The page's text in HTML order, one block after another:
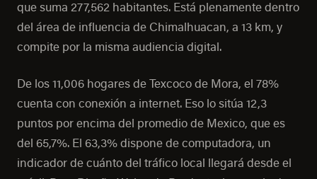
que suma 277,562 habitantes. Está plenamente dentro
del área de influencia de Chimalhuacan, a 13 km, y
compite por la misma audiencia digital.
De los 11,006 hogares de Texcoco de Mora, el 78%
cuenta con conexión a internet. Eso lo sitúa 12,3
puntos por encima del promedio de Mexico, que es
del 65,7%. El 63,3% dispone de computadora, un
indicador de cuánto del tráfico local llegará desde el